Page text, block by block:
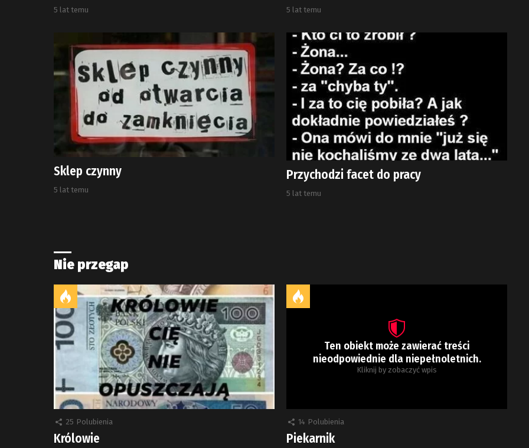
5 lat temu 5 lat temu
Sklep czynny
5 lat temu
Przychodzi facet do pracy
5 lat temu
Nie przegap
25 Polubienia
Królowie
Ten obiekt może zawierać treści
nieodpowiednie dla niepełnoletnich.
Kliknij by zobaczyć wpis
14 Polubienia
Piekarnik